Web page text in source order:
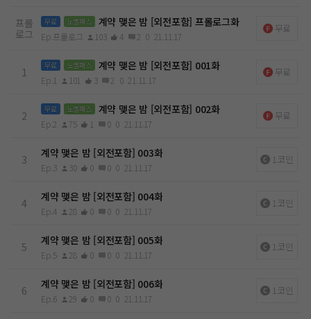
프롤
로그
무료 노벨패스 계약 맺은 밤 [외전포함] 프롤로그화
Ep.프롤로그 103 4 2 0 21.11.17
무료
1
무료 노벨패스 계약 맺은 밤 [외전포함] 001화
Ep.1 101 3 2 0 21.11.17
무료
2
무료 노벨패스 계약 맺은 밤 [외전포함] 002화
Ep.2 75 1 0 0 21.11.17
무료
3 계약 맺은 밤 [외전포함] 003화
Ep.3 30 0 0 0 21.11.17
1코인
4 계약 맺은 밤 [외전포함] 004화
Ep.4 28 0 0 0 21.11.17
1코인
5 계약 맺은 밤 [외전포함] 005화
Ep.5 28 0 0 0 21.11.17
1코인
6 계약 맺은 밤 [외전포함] 006화
Ep.6 29 0 0 0 21.11.17
1코인